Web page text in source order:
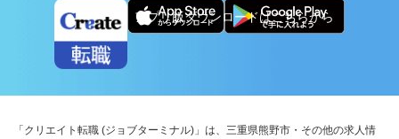
アプリ版ダウンロードはこちらから
「クリエイト転職 (ジョブターミナル)」は、三重県熊野市・その他の求人情